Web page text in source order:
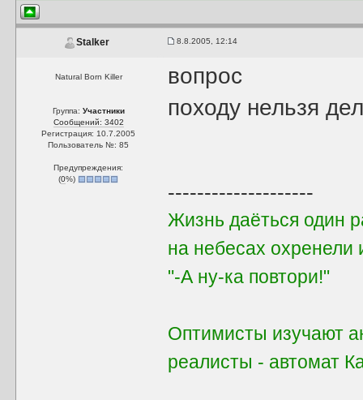
Stalker 8.8.2005, 12:14
Natural Born Killer
Группа: Участники
Сообщений: 3402
Регистрация: 10.7.2005
Пользователь №: 85
Предупреждения:
(0%)
вопрос
походу нельзя
--------------------
Жизнь даёться один
на небесах охренели
"-А ну-ка повтори!"
Оптимисты изучают
реалисты - автомат